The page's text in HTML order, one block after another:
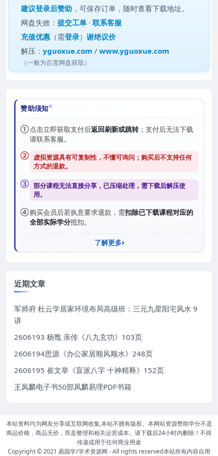
建议登录后赞助 ，可保存订单，随时查看下载地址。
网盘失效：提交工单 ·联系客服
充值优惠 （需登录）谢绝议价
解压：yguoxue.com /www.yguoxue.com
（一般为百度网盘获取）
赞助须知
①点击立即获取支付后返回刷新或跳转；支付后无法下载
请联系客服。
② 虚拟资源具有可复制性，不懂可询问；购买后不支持任何
方式的退款。
③ 部分课程无法直接分享，已压缩处理，需下载后解压使
用。
④购买会员后若执意要求退款，需扣除已下载课程对应的
全部实际学分抵扣。
了解更多
近期文章
军师府 杜云学居家环境布局高级班：三元九星阳宅风水 9
讲
2606193 杨戬 亲传《八九玄功》103页
2606194思源《办公家居顺风顺水》248页
2606195 崔文举《盲派八字 十神精释》152页
王凤麟电子书50部凤麟易理PDF书籍
本站资料均为网友分享或互联网收集,本站不拥有版权。本网站资源赞助学分不是
商品价格，商品无价，而是整理和相关运营成本。请下载后24小时内删除！不得
传递或用于任何商业用途
Copyright © 2021 易国学/学术资源网 - All rights reserved本站所有内容自用